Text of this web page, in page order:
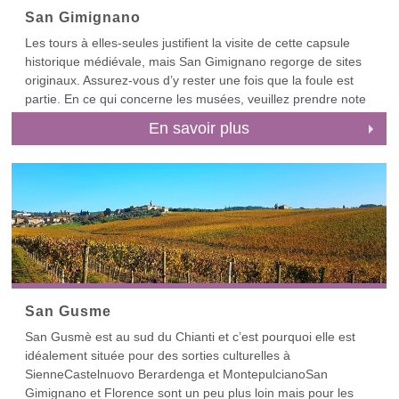
Pour commencer, consultez nos guides de
GrevePanzanoCastellinaRadda, et Castelnuovo Beradenga.
Nos autres guides du Chianti parlent de Castagnoli, Volpaia,
San GusmeSan Donato in Poggio et Vagliagli.
San Gimignano
Les tours à elles-seules justifient la visite de cette capsule
historique médiévale, mais San Gimignano regorge de sites
originaux. Assurez-vous d’y rester une fois que la foule est
partie. En ce qui concerne les musées, veuillez prendre note
En savoir plus
San Gusme
San Gusmè est au sud du Chianti et c’est pourquoi elle est
idéalement située pour des sorties culturelles à
SienneCastelnuovo Berardenga et MontepulcianoSan
Gimignano et Florence sont un peu plus loin mais pour les